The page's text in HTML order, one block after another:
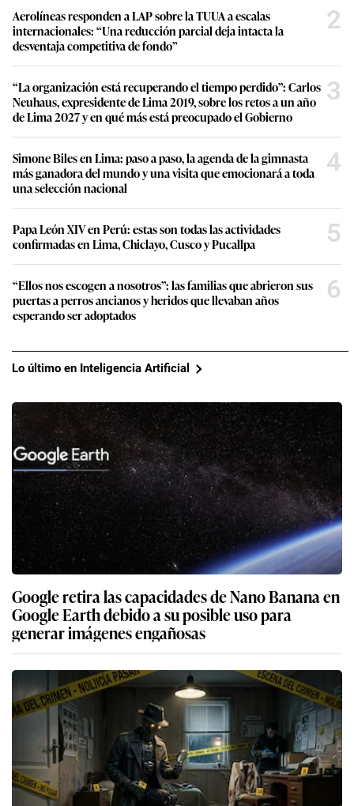
Aerolíneas responden a LAP sobre la TUUA a escalas
internacionales: “Una reducción parcial deja intacta la
desventaja competitiva de fondo”
2
“La organización está recuperando el tiempo perdido”: Carlos
Neuhaus, expresidente de Lima 2019, sobre los retos a un año
de Lima 2027 y en qué más está preocupado el Gobierno
3
Simone Biles en Lima: paso a paso, la agenda de la gimnasta
más ganadora del mundo y una visita que emocionará a toda
una selección nacional
4
Papa León XIV en Perú: estas son todas las actividades
confirmadas en Lima, Chiclayo, Cusco y Pucallpa
5
“Ellos nos escogen a nosotros”: las familias que abrieron sus
puertas a perros ancianos y heridos que llevaban años
esperando ser adoptados
6
Lo último en Inteligencia Artificial
Google retira las capacidades de Nano Banana en
Google Earth debido a su posible uso para
generar imágenes engañosas